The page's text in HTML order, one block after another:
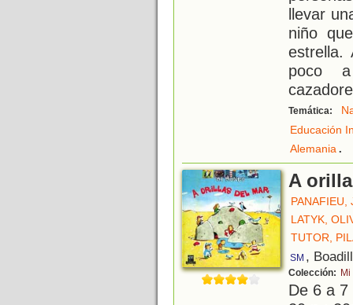
llevar
niño
estrella.
poco
Temática:
Educación
Alemania.
A
PANAFIEU,
LATYK,
TUTOR,
SM ,
Colección:
De 6 a